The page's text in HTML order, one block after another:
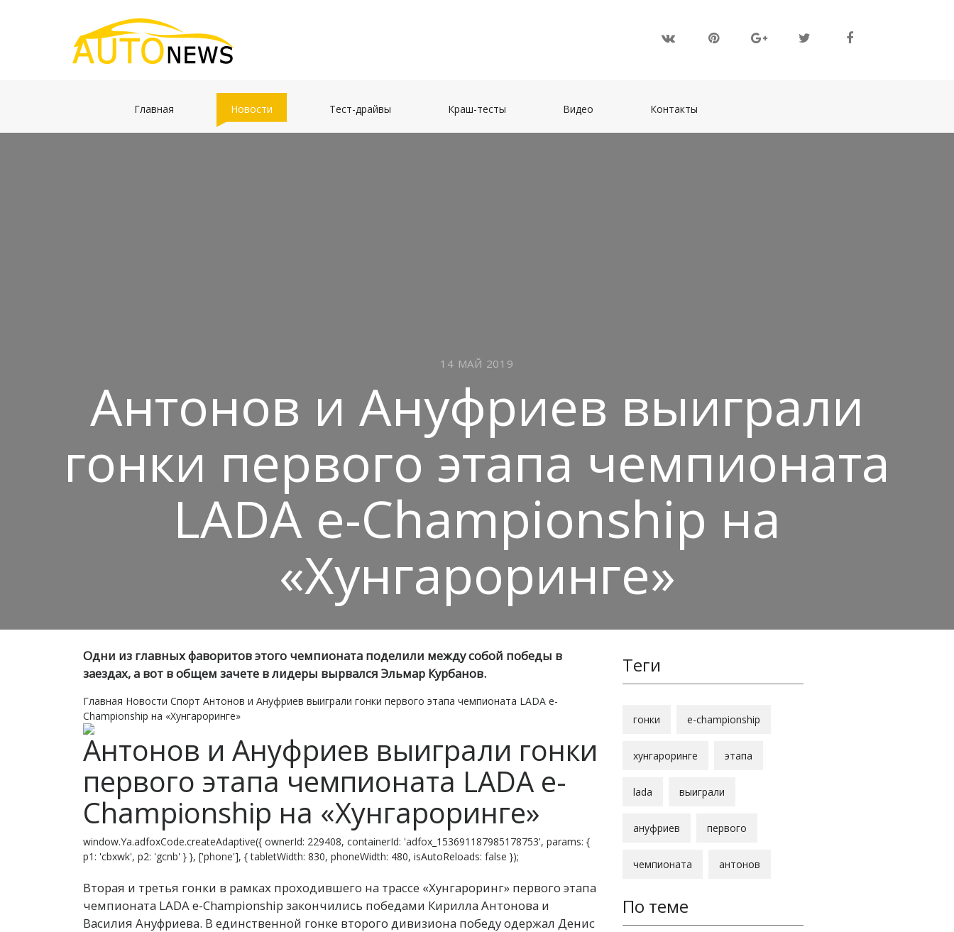
Главная Новости Тест-драйвы Краш-тесты Видео Контакты
14 МАЙ 2019
Антонов и Ануфриев выиграли
гонки первого этапа чемпионата
LADA e-Championship на
«Хунгароринге»
Одни из главных фаворитов этого чемпионата поделили между собой победы в
заездах, а вот в общем зачете в лидеры вырвался Эльмар Курбанов.
Главная Новости Спорт Антонов и Ануфриев выиграли гонки первого этапа чемпионата LADA e-
Championship на «Хунгароринге»
Антонов и Ануфриев выиграли гонки
первого этапа чемпионата LADA e-
Championship на «Хунгароринге»
window.Ya.adfoxCode.createAdaptive({ ownerId: 229408, containerId: 'adfox_153691187985178753', params: {
p1: 'cbxwk', p2: 'gcnb' } }, ['phone'], { tabletWidth: 830, phoneWidth: 480, isAutoReloads: false });
Вторая и третья гонки в рамках проходившего на трассе «Хунгароринг» первого этапа
чемпионата LADA e-Championship закончились победами Кирилла Антонова и
Василия Ануфриева. В единственной гонке второго дивизиона победу одержал Денис
Теги
гонки e-championship
хунгароринге этапа
lada выиграли
ануфриев первого
чемпионата антонов
По теме